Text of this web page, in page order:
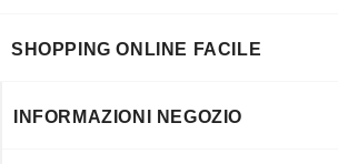
SHOPPING ONLINE FACILE
INFORMAZIONI NEGOZIO